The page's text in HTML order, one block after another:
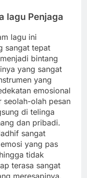
lagu Penjaga
lagu ini
sangat tepat
bintang
yang sangat
yang
emosional
seolah-olah pesan
di telinga
dan pribadi.
sangat
yang pas
tidak
terasa sangat
meresapinya.